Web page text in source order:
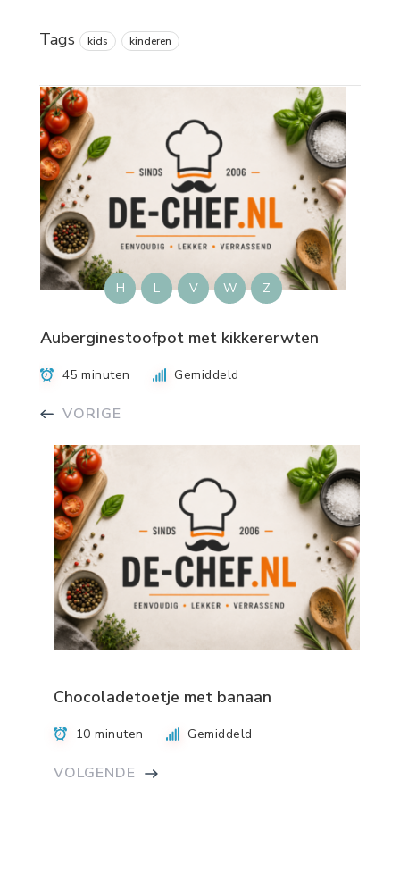
Tags kids kinderen
H L V W Z
Auberginestoofpot met kikkererwten
45 minuten Gemiddeld
VORIGE
Chocoladetoetje met banaan
10 minuten Gemiddeld
VOLGENDE